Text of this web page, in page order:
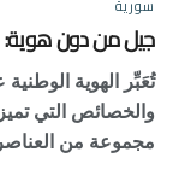
جيل من دون هوية:
تُعَبِّر الهوية
والخصائص التي
مجموعة من